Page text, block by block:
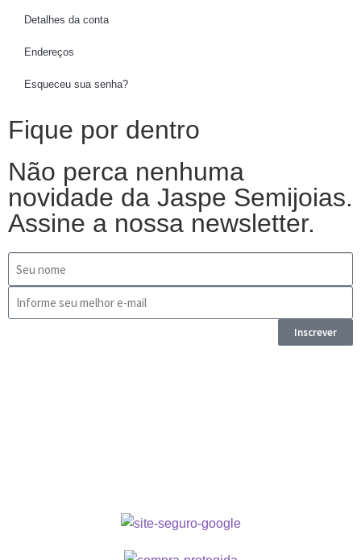
Detalhes da conta
Endereços
Esqueceu sua senha?
Fique por dentro
Não perca nenhuma
novidade da Jaspe Semijoias.
Assine a nossa newsletter.
Inscrever